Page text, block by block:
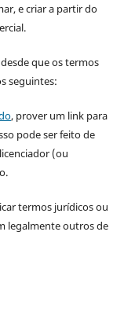
e criar a partir do
que os termos
seguintes:
, prover um link para
pode ser feito de
(ou
termos jurídicos ou
legalmente outros de